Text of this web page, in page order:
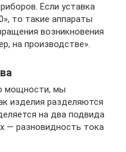
Если уставка
то такие аппараты
возникновения
на производстве».
мощности, мы
изделия разделяются
на два подвида
— разновидность тока